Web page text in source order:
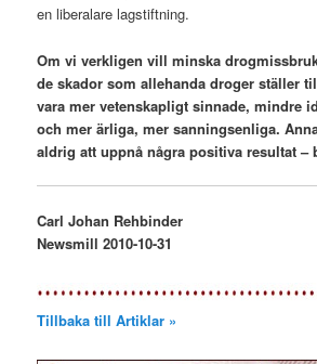
en liberalare lagstiftning.
Om vi verkligen vill minska
de skador som allehanda droger ställer
vara mer vetenskapligt sinnade, mindre
och mer ärliga, mer sanningsenliga.
aldrig att uppnå några positiva resultat –
Carl Johan Rehbinder
Newsmill 2010-10-31
Tillbaka till Artiklar »